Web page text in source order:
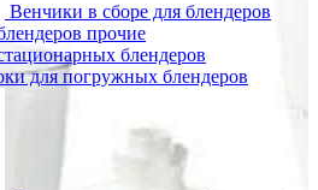
Венчики в сборе для блендеров
прочие
блендеров
для погружных блендеров